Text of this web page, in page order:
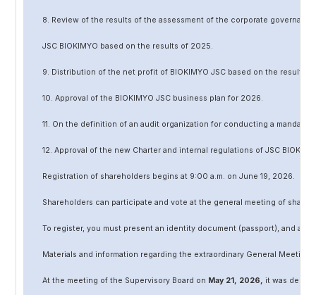
8. Review of the results of the assessment of the corporate
JSC BIOKIMYO based on the results of 2025.
9. Distribution of the net profit of BIOKIMYO JSC based on the results
10. Approval of the BIOKIMYO JSC business plan for 2026.
11. On the definition of an audit organization for conducting a
12. Approval of the new Charter and internal regulations of JSC
Registration of shareholders begins at 9:00 a.m. on June 19, 2026.
Shareholders can participate and vote at the general meeting of
To register, you must present an identity document (passport), and a
Materials and information regarding the extraordinary General
At the meeting of the Supervisory Board on May21, 2026, it was